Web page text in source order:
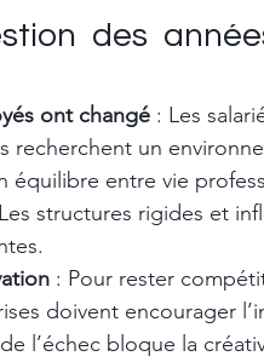
des
ont changé : Les
recherchent un
équilibre entre vie
structures rigides et
: Pour rester
doivent encourager
l’échec bloque la